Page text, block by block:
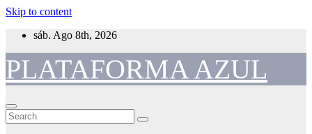
Skip to content
sáb. Ago 8th, 2026
PLATAFORMA AZUL